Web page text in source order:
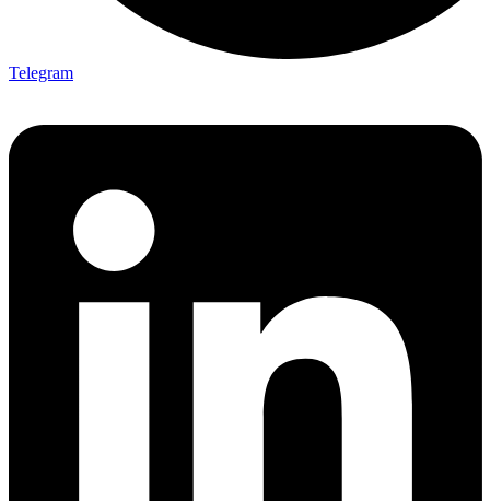
Telegram